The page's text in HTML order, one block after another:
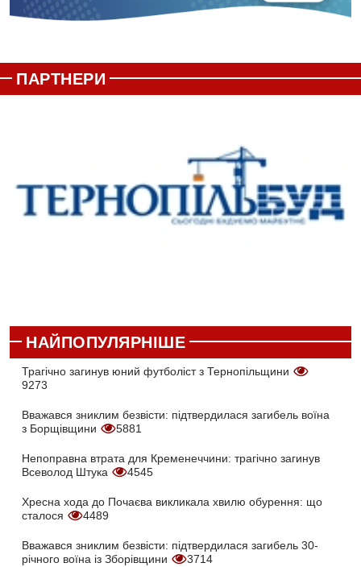
ПАРТНЕРИ
НАЙПОПУЛЯРНІШЕ
Трагічно загинув юний футболіст з Тернопільщини
9273
Вважався зниклим безвісти: підтвердилася загибель воїна
з Борщівщини
5881
Непоправна втрата для Кременеччини: трагічно загинув
Всеволод Штука
4545
Хресна хода до Почаєва викликала хвилю обурення: що
сталося
4489
Вважався зниклим безвісти: підтвердилася загибель 30-
річного воїна із Зборівщини
3714